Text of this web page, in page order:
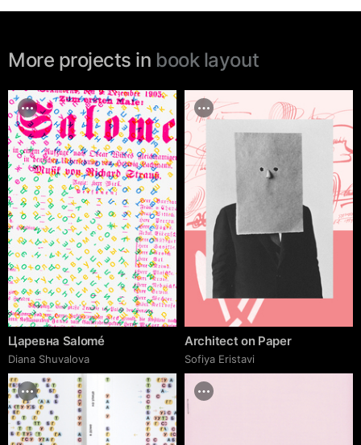
More projects in book layout
Царевна Salomé
Diana Shuvalova
Architect on Paper
Sofiya Eristavi